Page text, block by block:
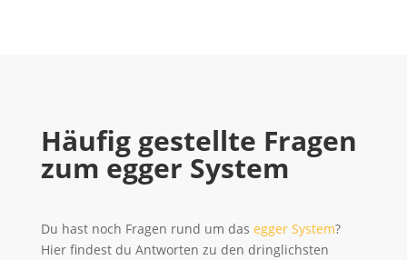
Häufig gestellte Fragen
zum egger System
Du hast noch Fragen rund um das egger System?
Hier findest du Antworten zu den dringlichsten